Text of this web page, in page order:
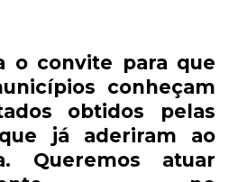
o convite para que
conheçam
obtidos pelas
já aderiram ao
Queremos atuar